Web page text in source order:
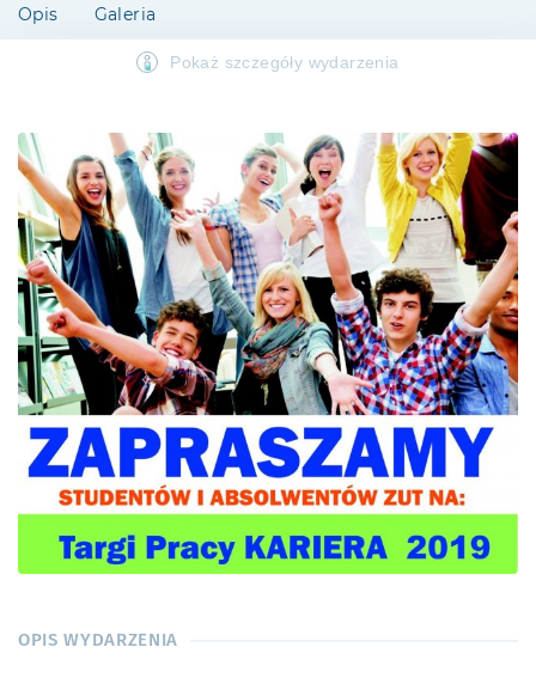
Opis Galeria
Pokaż szczegóły wydarzenia
OPIS WYDARZENIA